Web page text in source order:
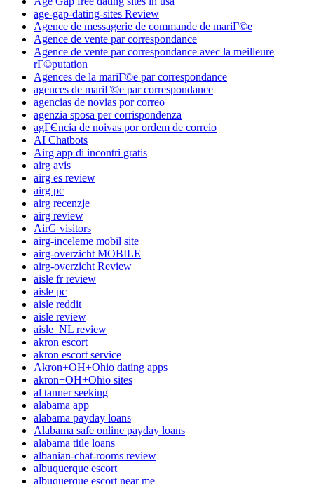
age-gap-dating-sites Review
Agence de messagerie de commande de mariГ©e
Agence de vente par correspondance
Agence de vente par correspondance avec la meilleure
rГ©putation
Agences de la mariГ©e par correspondance
agences de mariГ©e par correspondance
agencias de novias por correo
agenzia sposa per corrispondenza
agГЄncia de noivas por ordem de correio
AI Chatbots
Airg app di incontri gratis
airg avis
airg es review
airg pc
airg recenzje
airg review
AirG visitors
airg-inceleme mobil site
airg-overzicht MOBILE
airg-overzicht Review
aisle fr review
aisle pc
aisle reddit
aisle review
aisle_NL review
akron escort
akron escort service
Akron+OH+Ohio dating apps
akron+OH+Ohio sites
al tanner seeking
alabama app
alabama payday loans
Alabama safe online payday loans
alabama title loans
albanian-chat-rooms review
albuquerque escort
albuquerque escort near me